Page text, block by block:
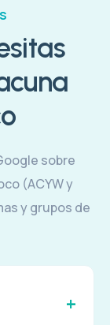
sobre
(ACYW y
y grupos de